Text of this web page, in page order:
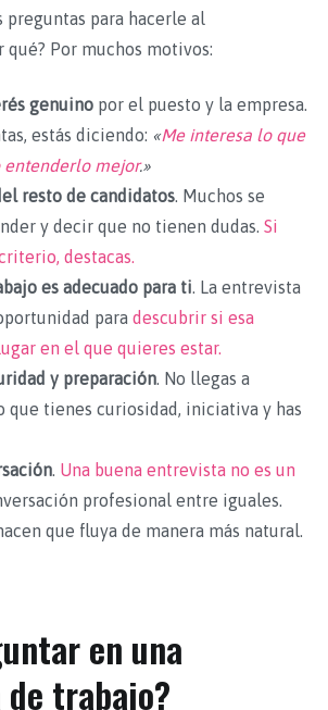
preguntas para hacerle al
qué? Por muchos motivos:
genuino por el puesto y la empresa.
estás diciendo: «Me interesa lo que
entenderlo mejor.»
resto de candidatos. Muchos se
y decir que no tienen dudas.Si
destacas.
es adecuado para ti. La entrevista
paradescubrir si esa
en el que quieres estar.
y preparación. No llegas a
que tienes curiosidad, iniciativa y has
. Una buena entrevista no es un
profesional entre iguales.
que fluya de manera más natural.
en una
trabajo?